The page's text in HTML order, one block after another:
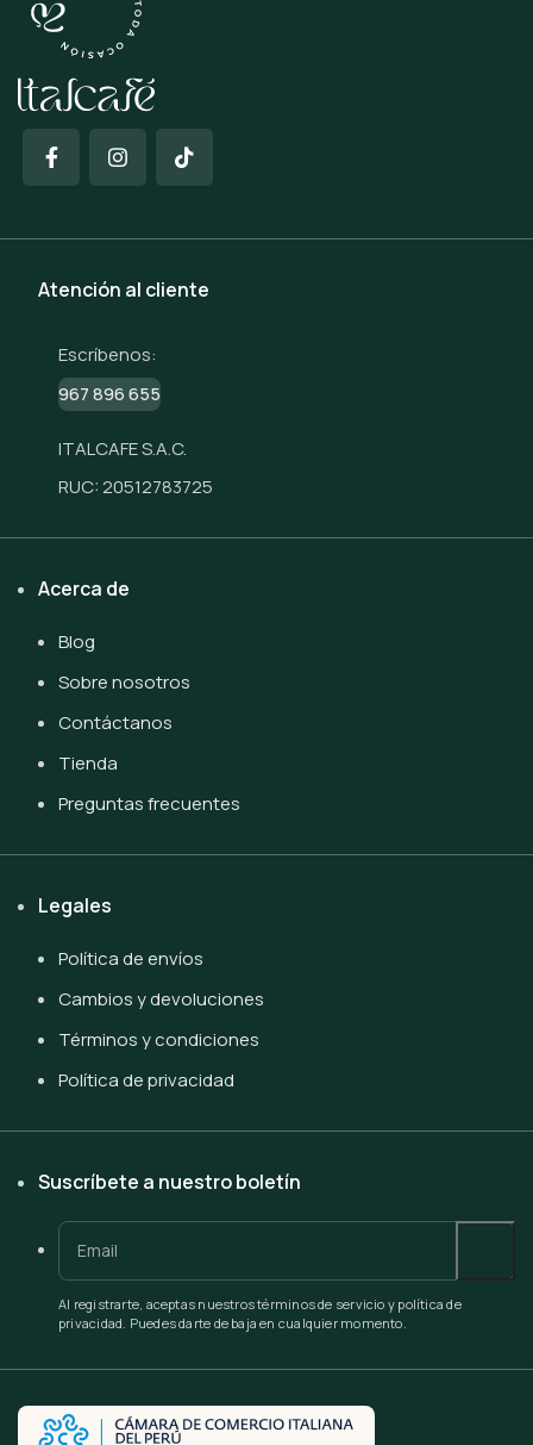
Atención al cliente
Escríbenos:
967 896 655
ITALCAFE S.A.C.
RUC: 20512783725
Acerca de
Blog
Sobre nosotros
Contáctanos
Tienda
Preguntas frecuentes
Legales
Política de envíos
Cambios y devoluciones
Términos y condiciones
Política de privacidad
Suscríbete a nuestro boletín
Al registrarte, aceptas nuestros términos de servicio y política de
privacidad. Puedes darte de baja en cualquier momento.